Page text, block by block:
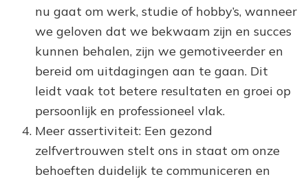
nu gaat om werk, studie of hobby’s, wanneer
we geloven dat we bekwaam zijn en succes
kunnen behalen, zijn we gemotiveerder en
bereid om uitdagingen aan te gaan. Dit
leidt vaak tot betere resultaten en groei op
persoonlijk en professioneel vlak.
Meer assertiviteit: Een gezond
zelfvertrouwen stelt ons in staat om onze
behoeften duidelijk te communiceren en